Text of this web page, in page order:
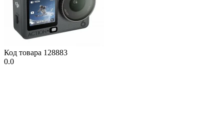
Код товара 128883
0.0